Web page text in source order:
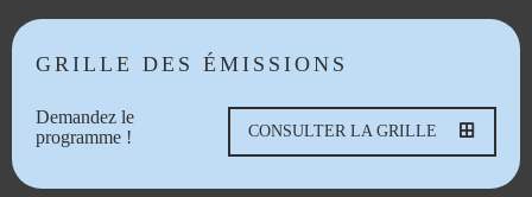
GRILLE DES ÉMISSIONS
Demandez le
programme !
CONSULTER LA GRILLE